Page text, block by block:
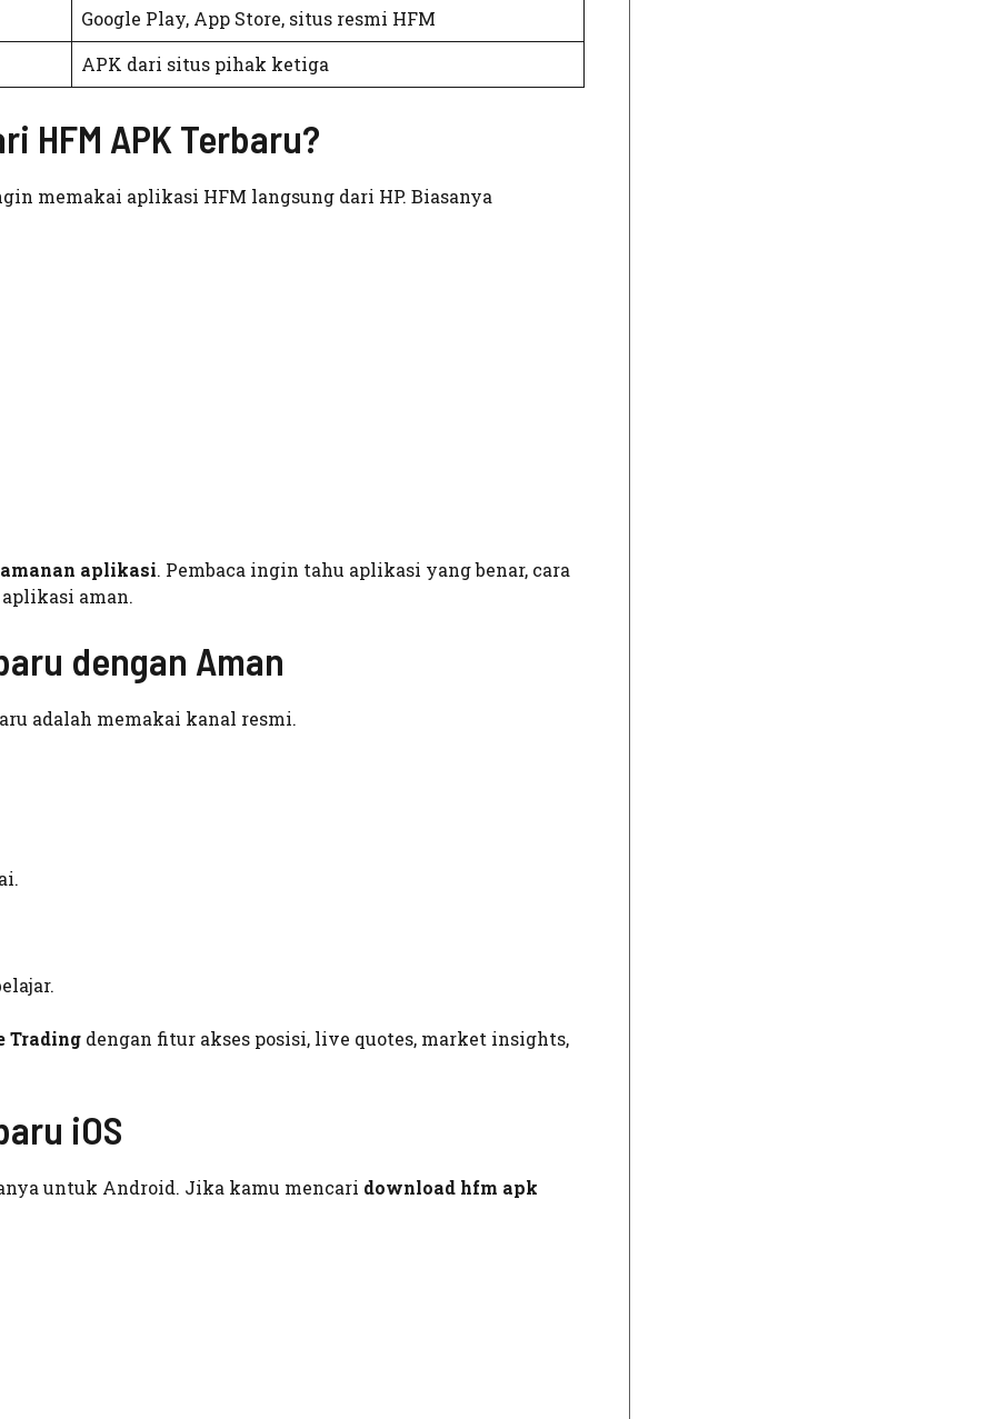
Google Play, App Store, situs resmi HFM
APK dari situs pihak ketiga
HFM APK Terbaru?
memakai aplikasi HFM langsung dari HP. Biasanya
aplikasi. Pembaca ingin tahu aplikasi yang benar, cara
aman.
dengan Aman
adalah memakai kanal resmi.
Trading dengan fitur akses posisi, live quotes, market insights,
iOS
untuk Android. Jika kamu mencari download hfm apk